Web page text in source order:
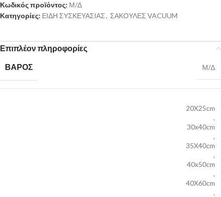
Κωδικός προϊόντος: Μ/Δ
Κατηγορίες: ΕΙΔΗ ΣΥΣΚΕΥΑΣΙΑΣ, ΣΑΚΟΥΛΕΣ VACUUM
Επιπλέον πληροφορίες
ΒΆΡΟΣ
Μ/Δ
20X25cm
,
30x40cm
,
35X40cm
,
40x50cm
,
40X60cm
,